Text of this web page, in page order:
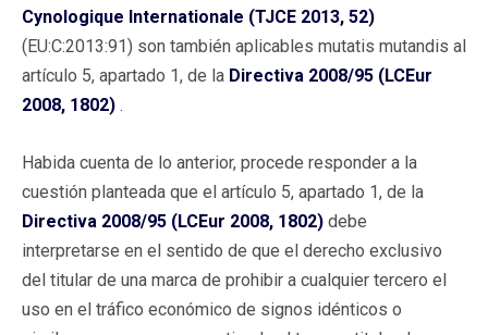
Cynologique Internationale (TJCE 2013, 52)
(EU:C:2013:91) son también aplicables mutatis mutandis al
artículo 5, apartado 1, de la Directiva 2008/95 (LCEur
2008, 1802) .
Habida cuenta de lo anterior, procede responder a la
cuestión planteada que el artículo 5, apartado 1, de la
Directiva 2008/95 (LCEur 2008, 1802) debe
interpretarse en el sentido de que el derecho exclusivo
del titular de una marca de prohibir a cualquier tercero el
uso en el tráfico económico de signos idénticos o